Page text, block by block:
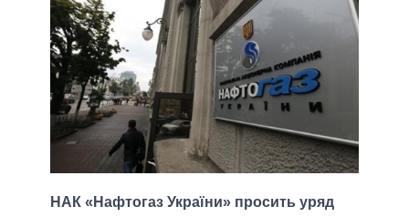
НАК «Нафтогаз України» просить уряд